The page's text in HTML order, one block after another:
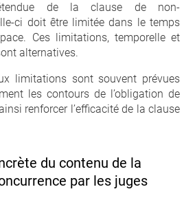
de la clause de non-
ci doit être limitée dans le temps
Ces limitations, temporelle et
alternatives.
limitations sont souvent prévues
les contours de l’obligation de
renforcer l’efficacité de la clause
du contenu de la
par les juges